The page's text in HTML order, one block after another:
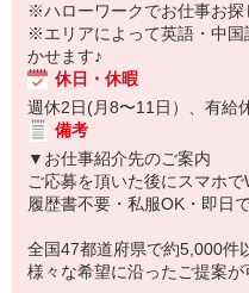
※ハローワークでお仕事お探
※エリアによって英語・中
かせます♪
休日・休暇
週休2日(月8〜11日）、有給
備考
▼お仕事紹介先のご案内
ご応募を頂いた後にスマホで
履歴書不要・私服OK・即日
全国47都道府県で約5,000件
様々な希望に沿ったご提案が